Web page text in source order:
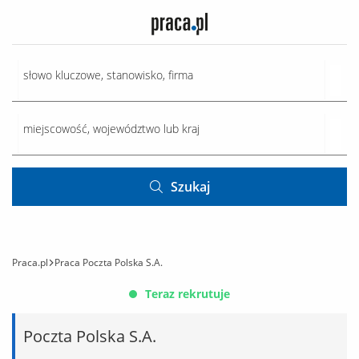
Szukaj
Praca.pl Praca Poczta Polska S.A.
Teraz rekrutuje
Poczta Polska S.A.